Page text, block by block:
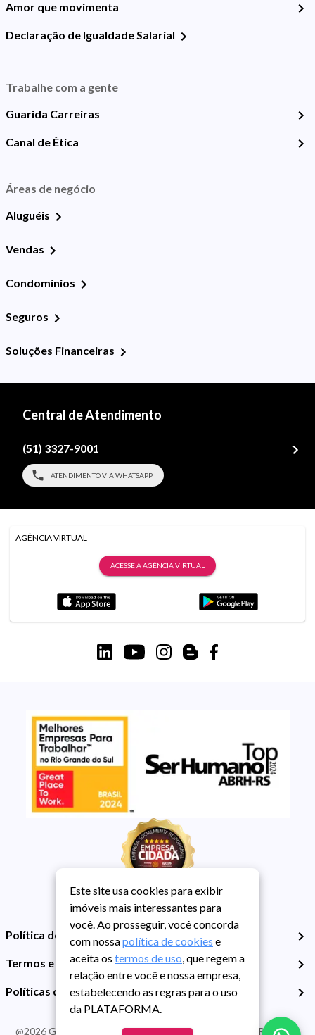
Amor que movimenta
Declaração de Igualdade Salarial
Trabalhe com a gente
Guarida Carreiras
Canal de Ética
Áreas de negócio
Aluguéis
Vendas
Condomínios
Seguros
Soluções Financeiras
Central de Atendimento
(51) 3327-9001
ATENDIMENTO VIA WHATSAPP
AGÊNCIA VIRTUAL
ACESSE A AGÊNCIA VIRTUAL
Política de Privacidade
Termos e Condições de Uso
Políticas de Cookies
@2026Guarida Imóvel. Todos os direitos reservados. CRECI RS -
Este site usa cookies para exibir
imóveis mais interessantes para
você. Ao prosseguir, você concorda
com nossapolítica de cookies e
aceita os termos de uso, que regem a
relação entre você e nossa empresa,
estabelecendo as regras para o uso
da PLATAFORMA.